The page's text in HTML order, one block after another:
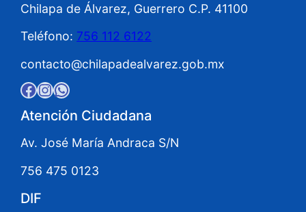
Chilapa de Álvarez, Guerrero C.P. 41100
Teléfono: 756 112 6122
contacto@chilapadealvarez.gob.mx
Facebook InstagramWhatsApp
Atención Ciudadana
Av. José María Andraca S/N
756 475 0123
DIF